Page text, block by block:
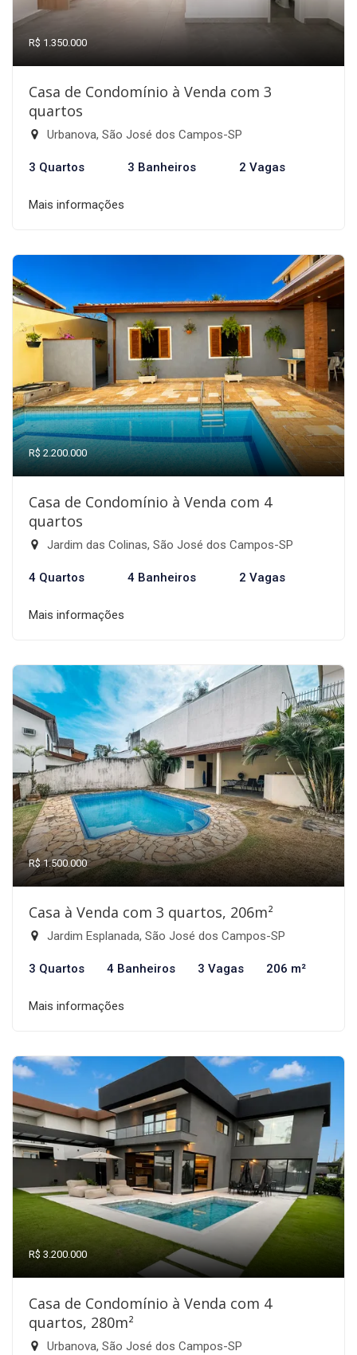
R$ 1.350.000
Casa de Condomínio à Venda com 3
quartos
Urbanova, São José dos Campos-SP
3 Quartos 3 Banheiros 2 Vagas
Mais informações
R$ 2.200.000
Casa de Condomínio à Venda com 4
quartos
Jardim das Colinas, São José dos Campos-SP
4 Quartos 4 Banheiros 2 Vagas
Mais informações
R$ 1.500.000
Casa à Venda com 3 quartos, 206m²
Jardim Esplanada, São José dos Campos-SP
3 Quartos 4 Banheiros 3 Vagas 206 m²
Mais informações
R$ 3.200.000
Casa de Condomínio à Venda com 4
quartos, 280m²
Urbanova, São José dos Campos-SP